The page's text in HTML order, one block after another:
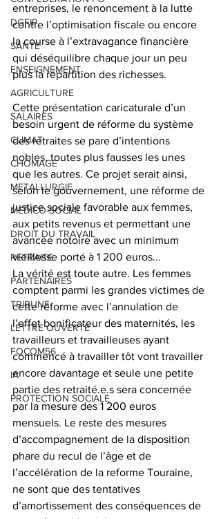
DGFIP
SANTE
ENSEIGNEMENT
AGRICULTURE
SALAIRES
CLIMAT
CHÔMAGE
METALLURGIE
MEDICO-SOCIAL
DROIT DU TRAVAIL
RETRAITE
PARTENAIRES
TRIBUNE
LETTRE OUVERTE
FOCOM56
IA
PROTECTION SOCIALE
entreprises, le renoncement à la lutte
contre l’optimisation fiscale ou encore
la course à l’extravagance financière
qui déséquilibre chaque jour un peu
plus la répartition des richesses.
Cette présentation caricaturale d’un
besoin urgent de réforme du système
des retraites se pare d’intentions
nobles, toutes plus fausses les unes
que les autres. Ce projet serait ainsi,
selon le gouvernement, une réforme de
justice sociale favorable aux femmes,
aux petits revenus et permettant une
avancée notoire avec un minimum
vieillesse porté à 1 200 euros...
La vérité est toute autre. Les femmes
comptent parmi les grandes victimes de
cette réforme avec l’annulation de
l’effet bonificateur des maternités, les
travailleurs et travailleuses ayant
commencé à travailler tôt vont travailler
encore davantage et seule une petite
partie des retraité.e.s sera concernée
par la mesure des 1 200 euros
mensuels. Le reste des mesures
d’accompagnement de la disposition
phare du recul de l’âge et de
l’accélération de la reforme Touraine,
ne sont que des tentatives
d’amortissement des conséquences de